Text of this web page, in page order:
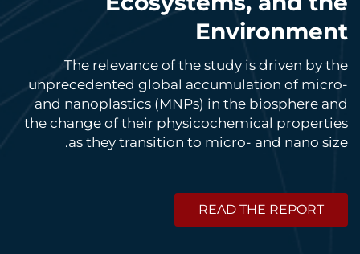
Environment
The relevance of the study is driven by the
unprecedented global accumulation of micro-
and nanoplastics (MNPs) in the biosphere and
the change of their physicochemical properties
as they transition to micro- and nano size.
READ THE REPORT